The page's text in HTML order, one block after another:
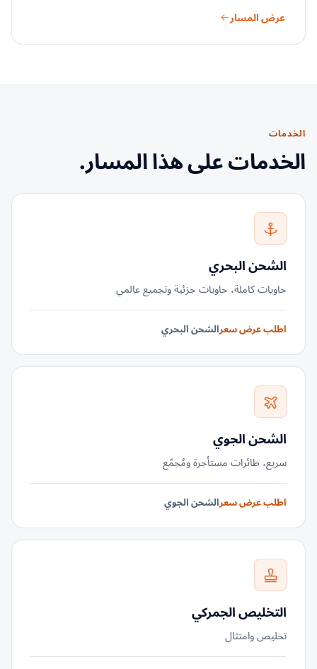
عرض المسار
الخدمات
الخدمات على هذا المسار.
الشحن البحري
حاويات كاملة، حاويات جزئية وتجميع عالمي
اطلب عرض سعرالشحن البحري
الشحن الجوي
سريع، طائرات مستأجرة ومُجمّع
اطلب عرض سعرالشحن الجوي
التخليص الجمركي
تخليص وامتثال